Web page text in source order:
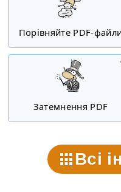
Порівняйте PDF-
Затемнення PDF
Всі